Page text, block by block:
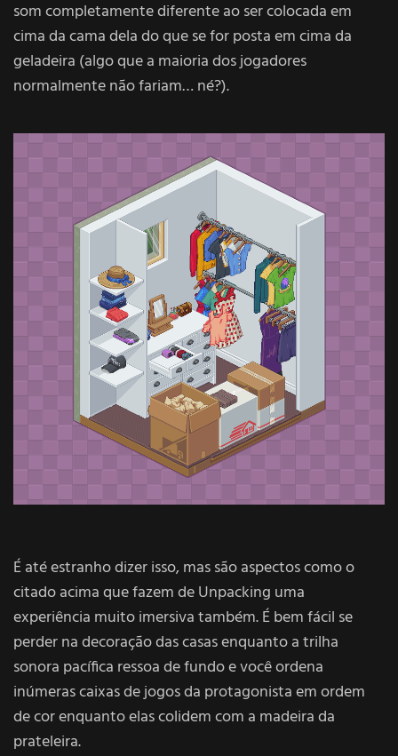
som completamente diferente ao ser colocada em
cima da cama dela do que se for posta em cima da
geladeira (algo que a maioria dos jogadores
normalmente não fariam… né?).
É até estranho dizer isso, mas são aspectos como o
citado acima que fazem de Unpacking uma
experiência muito imersiva também. É bem fácil se
perder na decoração das casas enquanto a trilha
sonora pacífica ressoa de fundo e você ordena
inúmeras caixas de jogos da protagonista em ordem
de cor enquanto elas colidem com a madeira da
prateleira.